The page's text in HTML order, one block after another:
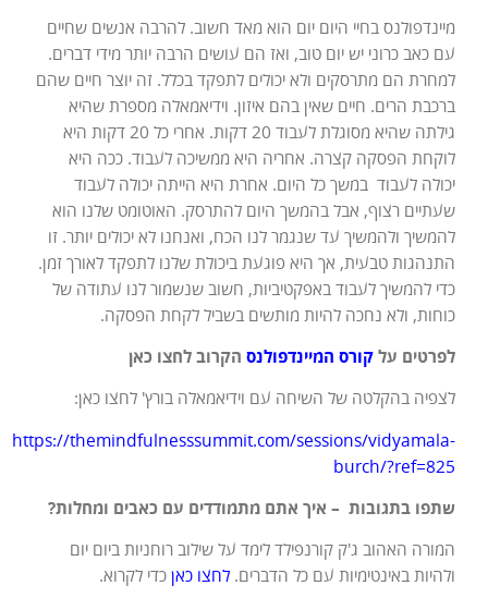
מיינדפולנס בחיי היום יום הוא מאד חשוב. להרבה אנשים שחיים
עם כאב כרוני יש יום טוב, ואז הם עושים הרבה יותר מידי דברים.
למחרת הם מתרסקים ולא יכולים לתפקד בכלל. זה יוצר חיים שהם
ברכבת הרים. חיים שאין בהם איזון. וידיאמאלה מספרת שהיא
גילתה שהיא מסוגלת לעבוד 20 דקות. אחרי כל 20 דקות היא
לוקחת הפסקה קצרה. אחריה היא ממשיכה לעבוד. ככה היא
יכולה לעבוד במשך כל היום. אחרת היא הייתה יכולה לעבוד
שעתיים רצוף, אבל בהמשך היום להתרסק. האוטומט שלנו הוא
להמשיך ולהמשיך עד שנגמר לנו הכח, ואנחנו לא יכולים יותר. זו
התנהגות טבעית, אך היא פוגעת ביכולת שלנו לתפקד לאורך זמן.
כדי להמשיך לעבוד באפקטיביות, חשוב שנשמור לנו עתודה של
כוחות, ולא נחכה להיות מותשים בשביל לקחת הפסקה.
לפרטים על קורס המיינדפולנס הקרוב לחצו כאן
לצפיה בהקלטה של השיחה עם וידיאמאלה בורץ' לחצו כאן:
https://themindfulnesssummit.com/sessions/vidyamala-
burch/?ref=825
שתפו בתגובות – איך אתם מתמודדים עם כאבים ומחלות?
המורה האהוב ג'ק קורנפילד לימד על שילוב רוחניות ביום יום
ולהיות באינטימיות עם כל הדברים. לחצו כאן כדי לקרוא.